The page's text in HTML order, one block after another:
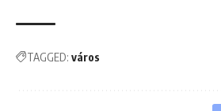
TAGGED: város